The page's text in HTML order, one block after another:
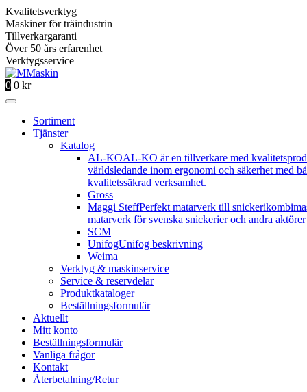
Kvalitetsverktyg
Maskiner för träindustrin
Tillverkargaranti
Över 50 års erfarenhet
Verktygsservice
0 0 kr
Sortiment
Tjänster
Katalog
AL-KOAL-KO är en tillverkare med
världsledande inom ergonomi och säkerhet med
kvalitetssäkrad verksamhet.
Gross
Maggi SteffPerfekt matarverk till
matarverk för svenska snickerier och andra
SCM
UnifogUnifog beskrivning
Weima
Verktyg & maskinservice
Service & reservdelar
Produktkataloger
Beställningsformulär
Aktuellt
Mitt konto
Beställningsformulär
Vanliga frågor
Kontakt
Återbetalning/Retur